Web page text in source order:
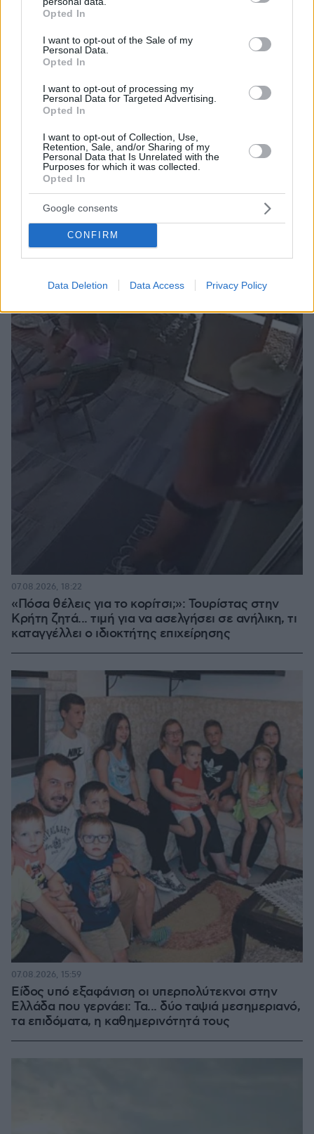
grant or deny consent to Google and its third-party tags to
use your data for below specified purposes in below Google
consent section.
Opted In
I want to opt-out of the Sale of my
Personal Data.
Opted In
I want to opt-out of processing my
Personal Data for Targeted Advertising.
Opted In
I want to opt-out of Collection, Use,
Retention, Sale, and/or Sharing of my
Personal Data that Is Unrelated with the
Purposes for which it was collected.
Opted In
Google consents
CONFIRM
Data Deletion Data Access Privacy Policy
ραντάρ της και τον Κωνσταντέλια»
Aνατολική Κρήτη: Παραλίες με φοίνικες και τοπία
γεμάτα ελαιόδεντρα
ΔΕΗ: Νέα συμφωνία για απόκτηση έργων ΑΠΕ άνω των
2 GW σε Πολωνία και Ουγγαρία
ΔΕΘ: «Ανέβηκε» ο διαγωνισμός των 165 εκατ. ευρώ για
τη μεγάλη ανάπλαση, δείτε φωτογραφίες
ΔΕΙΤΕ ΟΛΕΣ ΤΙΣ ΕΙΔΗΣΕΙΣ
ΤΑ ΠΙΟ ΔΗΜΟΦΙΛΗ
«Πόσα θέλεις για το κορίτσι;»: Τουρίστας στην
Κρήτη ζητά... τιμή για να ασελγήσει σε ανήλικη, τι
καταγγέλλει ο ιδιοκτήτης επιχείρησης
07.08.2026, 18:22
Είδος υπό εξαφάνιση οι υπερπολύτεκνοι στην
Ελλάδα που γερνάει: Τα... δύο ταψιά μεσημεριανό,
τα επιδόματα, η καθημερινότητά τους
07.08.2026, 15:59